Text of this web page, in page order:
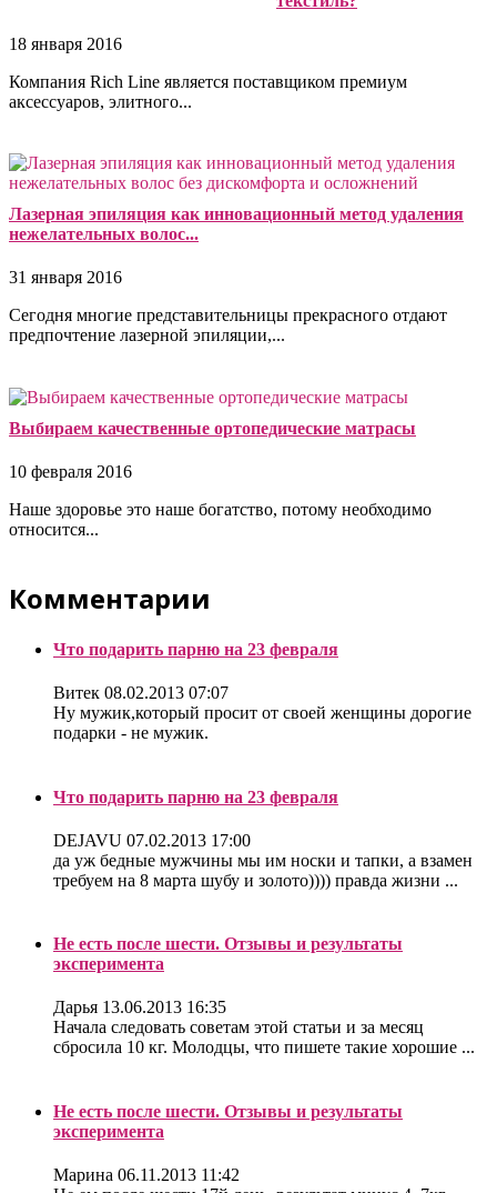
18 января 2016
Компания Rich Line является поставщиком премиум
аксессуаров, элитного...
Лазерная эпиляция как инновационный метод удаления
нежелательных волос...
31 января 2016
Сегодня многие представительницы прекрасного отдают
предпочтение лазерной эпиляции,...
Выбираем качественные ортопедические матрасы
10 февраля 2016
Наше здоровье это наше богатство, потому необходимо
относится...
Комментарии
Что подарить парню на 23 февраля
Витек 08.02.2013 07:07
Ну мужик,который просит от своей женщины дорогие
подарки - не мужик.
Что подарить парню на 23 февраля
DEJAVU 07.02.2013 17:00
да уж бедные мужчины мы им носки и тапки, а взамен
требуем на 8 марта шубу и золото)))) правда жизни ...
Не есть после шести. Отзывы и результаты
эксперимента
Дарья 13.06.2013 16:35
Начала следовать советам этой статьи и за месяц
сбросила 10 кг. Молодцы, что пишете такие хорошие ...
Не есть после шести. Отзывы и результаты
эксперимента
Марина 06.11.2013 11:42